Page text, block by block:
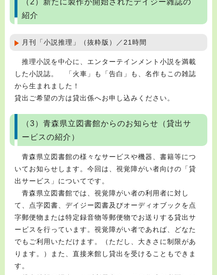
紹介
月刊「小説推理」（抜粋版）／21時間
推理小説を中心に、エンターテインメント小説を満載
した小説誌。 「火車」も「告白」も、名作もこの雑誌
から生まれました！
貸出ご希望の方は貸出係へお申し込みください。
（3）青森県立図書館からのお知らせ（貸出サ
ービスの紹介）
青森県立図書館の様々なサービスや機器、書籍等につ
いてお知らせします。今回は、視覚障がい者向けの「貸
出サービス」についてです。
青森県立図書館では、視覚障がい者の利用者に対し
て、点字図書、デイジー図書及びオーディオブックを点
字郵便物または特定録音物等郵便物でお送りする貸出サ
ービスを行っています。視覚障がい者であれば、どなた
でもご利用いただけます。（ただし、大きさに制限があ
ります。）また、直接来館し貸出を受けることもできま
す。